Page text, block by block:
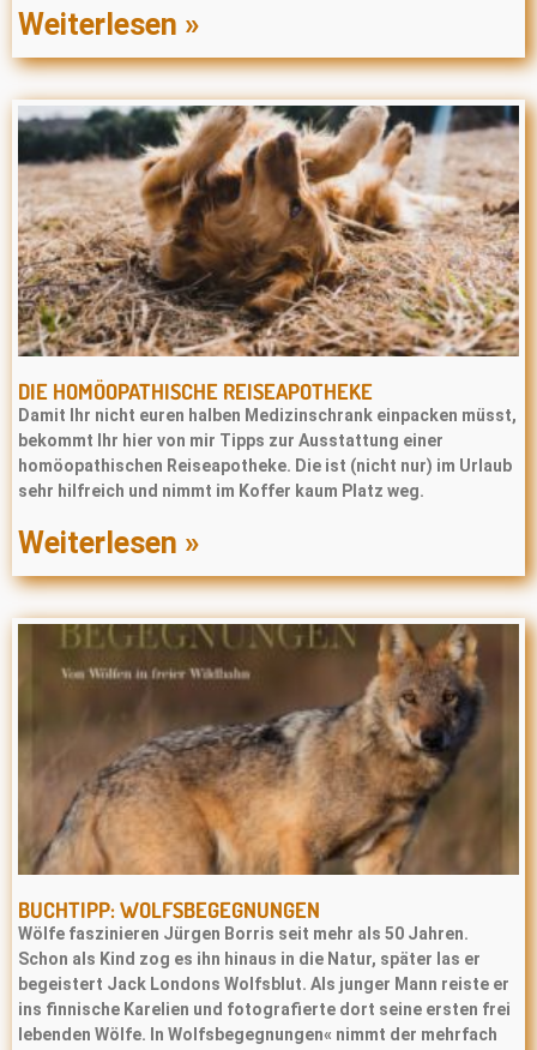
Weiterlesen »
DIE HOMÖOPATHISCHE REISEAPOTHEKE
Damit Ihr nicht euren halben Medizinschrank einpacken müsst,
bekommt Ihr hier von mir Tipps zur Ausstattung einer
homöopathischen Reiseapotheke. Die ist (nicht nur) im Urlaub
sehr hilfreich und nimmt im Koffer kaum Platz weg.
Weiterlesen »
BUCHTIPP: WOLFSBEGEGNUNGEN
Wölfe faszinieren Jürgen Borris seit mehr als 50 Jahren.
Schon als Kind zog es ihn hinaus in die Natur, später las er
begeistert Jack Londons Wolfsblut. Als junger Mann reiste er
ins finnische Karelien und fotografierte dort seine ersten frei
lebenden Wölfe. In Wolfsbegegnungen« nimmt der mehrfach